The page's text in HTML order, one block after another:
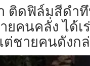
ติดฟิล์มสีดำ
นคลั่ง ได้เร่
ต่ชายคนดังก